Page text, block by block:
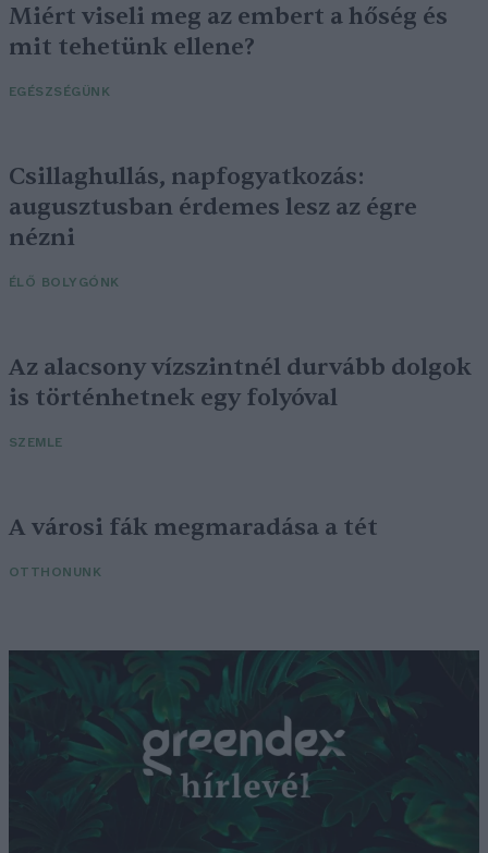
Miért viseli meg az embert a hőség és
mit tehetünk ellene?
EGÉSZSÉGÜNK
Csillaghullás, napfogyatkozás:
augusztusban érdemes lesz az égre
nézni
ÉLŐ BOLYGÓNK
Az alacsony vízszintnél durvább dolgok
is történhetnek egy folyóval
SZEMLE
A városi fák megmaradása a tét
OTTHONUNK